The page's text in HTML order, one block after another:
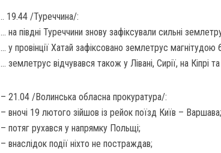
.. 19.44 /Туреччина/:
… на півдні Туреччини знову зафіксували сильні
… у провінції Хатай зафіксовано землетрус магнітудою
… землетрус відчувався також у Лівані, Сирії, на Кіпрі та
– 21.04 /Волинська обласна прокуратура/:
– вночі 19 лютого зійшов із рейок поїзд Київ – Варшава;
– потяг рухався у напрямку Польщі;
– внаслідок події ніхто не постраждав;